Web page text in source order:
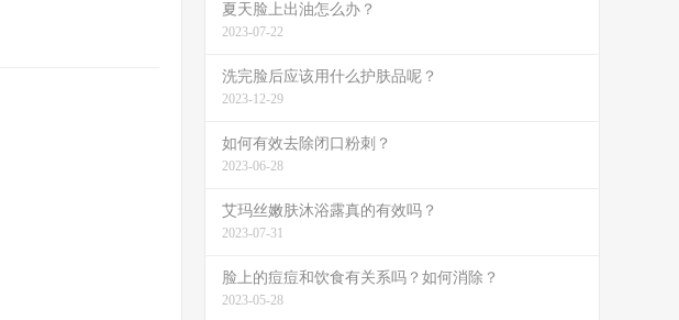
夏天脸上出油怎么办？
2023-07-22
洗完脸后应该用什么护肤品呢？
2023-12-29
如何有效去除闭口粉刺？
2023-06-28
艾玛丝嫩肤沐浴露真的有效吗？
2023-07-31
脸上的痘痘和饮食有关系吗？如何消除？
2023-05-28